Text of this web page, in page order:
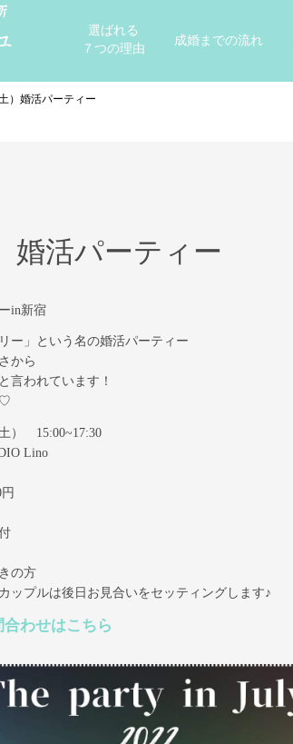
選ばれる
７つの理由
成婚までの流れ
）婚活パーティー
婚活パーティー
in新宿
ー」という名の婚活パーティー
から
言われています！
♡
） 15:00~17:30
Lino
の方
ップルは後日お見合いをセッティングします♪
わせはこちら